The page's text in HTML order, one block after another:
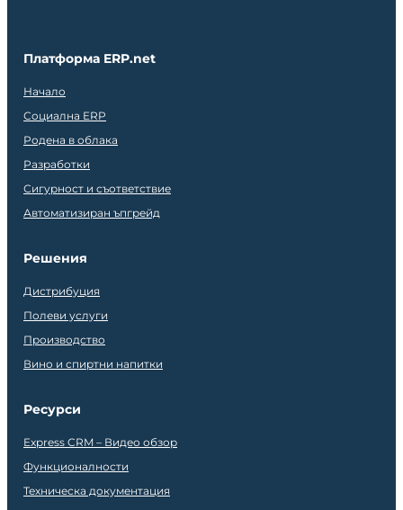
Платформа ERP.net
Начало
Социална ERP
Родена в облака
Разработки
Сигурност и съответствие
Автоматизиран ъпгрейд
Решения
Дистрибуция
Полеви услуги
Производство
Вино и спиртни напитки
Ресурси
Express CRM – Видео обзор
Функционалности
Техническа документация